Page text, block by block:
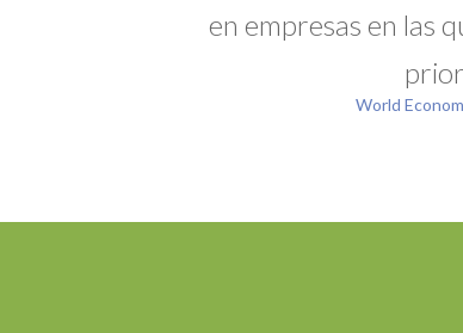
en empresas en las
World